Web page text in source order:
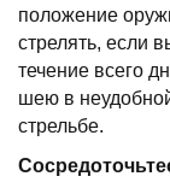
положение
стрелять, если
течение всего
шею в
стрельбе.